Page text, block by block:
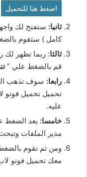
اضغط هنا للتحميل
ثانيا: ستفتح لك
كامل ) ستقوم
ثالثا: ربما تظهر لك
قم بالضغط علي ”
رابعا: سوف تذهب
تحميل تحميل فوتو
عليه.
خامسا: بعد الضغط
مدير الملفات
ومن ثم تقوم
معك تحميل فوتو